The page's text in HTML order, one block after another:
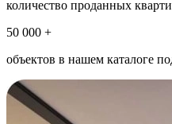
количество проданных
50 000 +
объектов в нашем каталоге